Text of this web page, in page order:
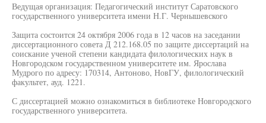
Ведущая организация: Педагогический институт Саратовского
государственного университета имени Н.Г. Чернышевского
Защита состоится 24 октября 2006 года в 12 часов на заседании
диссертационного совета Д 212.168.05 по защите диссертаций на
соискание ученой степени кандидата филологических наук в
Новгородском государственном университете им. Ярослава
Мудрого по адресу: 170314, Антоново, НовГУ, филологический
факультет, ауд. 1221.
С диссертацией можно ознакомиться в библиотеке Новгородского
государственного университета.